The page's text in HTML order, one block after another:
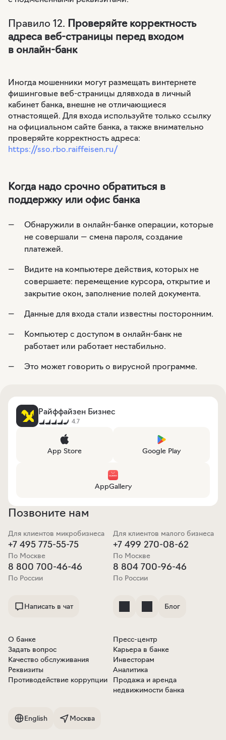
Правило 12. Проверяйте корректность
адреса веб-страницы перед входом
в онлайн-банк
Иногда мошенники могут размещать винтернете
фишинговые веб-страницы длявхода в личный
кабинет банка, внешне не отличающиеся
отнастоящей. Для входа используйте только ссылку
на официальном сайте банка, а также внимательно
проверяйте корректность адреса:
https://sso.rbo.raiffeisen.ru/
Когда надо срочно обратиться в
поддержку или офис банка
Обнаружили в онлайн-банке операции, которые
не совершали — смена пароля, создание
платежей.
Видите на компьютере действия, которых не
совершаете: перемещение курсора, открытие и
закрытие окон, заполнение полей документа.
Данные для входа стали известны посторонним.
Компьютер с доступом в онлайн-банк не
работает или работает нестабильно.
Это может говорить о вирусной программе.
Райффайзен Бизнес
4.7
App Store Google Play
AppGallery
Позвоните нам
Для клиентов микробизнеса
+7 495 775-55-75
По Москве
8 800 700-46-46
По России
Для клиентов малого бизнеса
+7 499 270-08-62
По Москве
8 804 700-96-46
По России
Написать в чат Блог
О банке
Задать вопрос
Качество обслуживания
Реквизиты
Противодействие коррупции
Пресс-центр
Карьера в банке
Инвесторам
Аналитика
Продажа и аренда
недвижимости банка
English Москва